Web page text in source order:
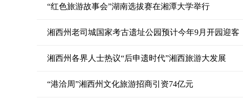
“红色旅游故事会”湖南选拔赛在湘潭大学举行
湘西州老司城国家考古遗址公园预计今年9月开园迎客
湘西州各界人士热议“后申遗时代”湘西旅游大发展
“港洽周”湘西州文化旅游招商引资74亿元